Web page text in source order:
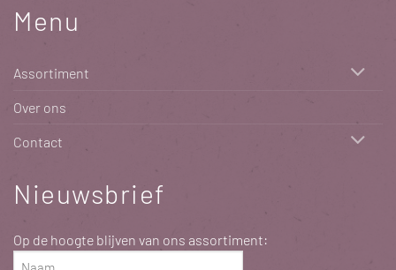
Menu
Assortiment
Over ons
Contact
Nieuwsbrief
Op de hoogte blijven van ons assortiment:
Naam